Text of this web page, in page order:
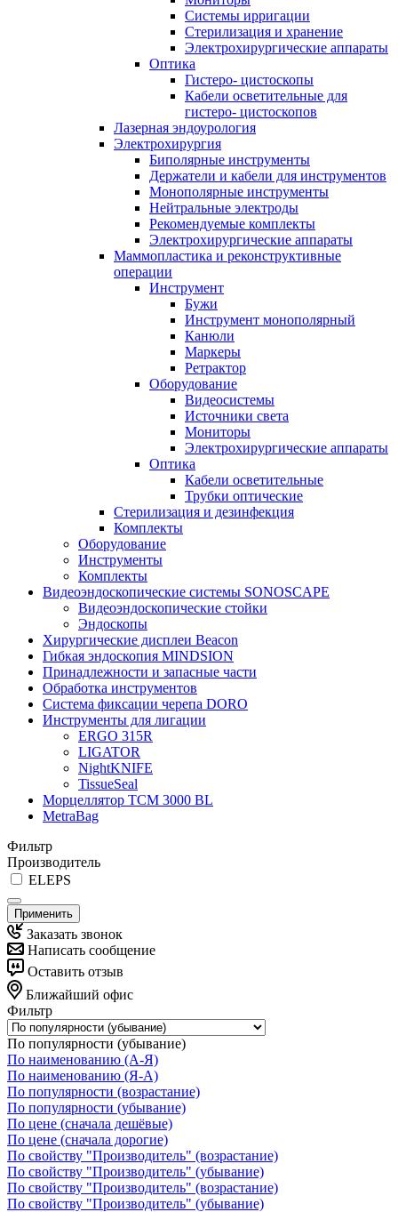
Системы ирригации
Стерилизация и хранение
Электрохирургические аппараты
Оптика
Гистеро- цистоскопы
Кабели осветительные для
гистеро- цистоскопов
Лазерная эндоурология
Электрохирургия
Биполярные инструменты
Держатели и кабели для инструментов
Монополярные инструменты
Нейтральные электроды
Рекомендуемые комплекты
Электрохирургические аппараты
Маммопластика и реконструктивные
операции
Инструмент
Бужи
Инструмент монополярный
Канюли
Маркеры
Ретрактор
Оборудование
Видеосистемы
Источники света
Мониторы
Электрохирургические аппараты
Оптика
Кабели осветительные
Трубки оптические
Стерилизация и дезинфекция
Комплекты
Оборудование
Инструменты
Комплекты
Видеоэндоскопические системы SONOSCAPE
Видеоэндоскопические стойки
Эндоскопы
Хирургические дисплеи Beacon
Гибкая эндоскопия MINDSION
Принадлежности и запасные части
Обработка инструментов
Система фиксации черепа DORO
Инструменты для лигации
ERGO 315R
LIGATOR
NightKNIFE
TissueSeal
Морцеллятор ТСМ 3000 BL
MetraBag
Фильтр
Производитель
ELEPS
Применить
Заказать звонок
Написать сообщение
Оставить отзыв
Ближайший офис
Фильтр
По популярности (убывание)
По наименованию (А-Я)
По наименованию (Я-А)
По популярности (возрастание)
По популярности (убывание)
По цене (сначала дешёвые)
По цене (сначала дорогие)
По свойству "Производитель" (возрастание)
По свойству "Производитель" (убывание)
По свойству "Производитель" (возрастание)
По свойству "Производитель" (убывание)